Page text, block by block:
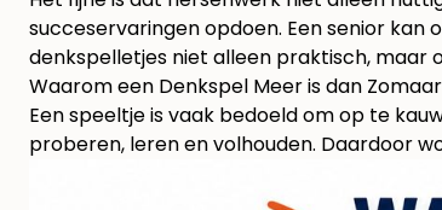
succeservaringen opdoen. Een senior kan
denkspelletjes niet alleen praktisch, maar
Waarom een Denkspel Meer is dan
Een speeltje is vaak bedoeld om op te
proberen, leren en volhouden. Daardoor